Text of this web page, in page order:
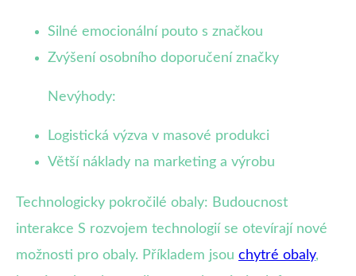
Silné emocionální pouto s značkou
Zvýšení osobního doporučení značky
Nevýhody:
Logistická výzva v masové produkci
Větší náklady na marketing a výrobu
Technologicky pokročilé obaly: Budoucnost
interakce S rozvojem technologií se otevírají nové
možnosti pro obaly. Příkladem jsou chytré obaly,